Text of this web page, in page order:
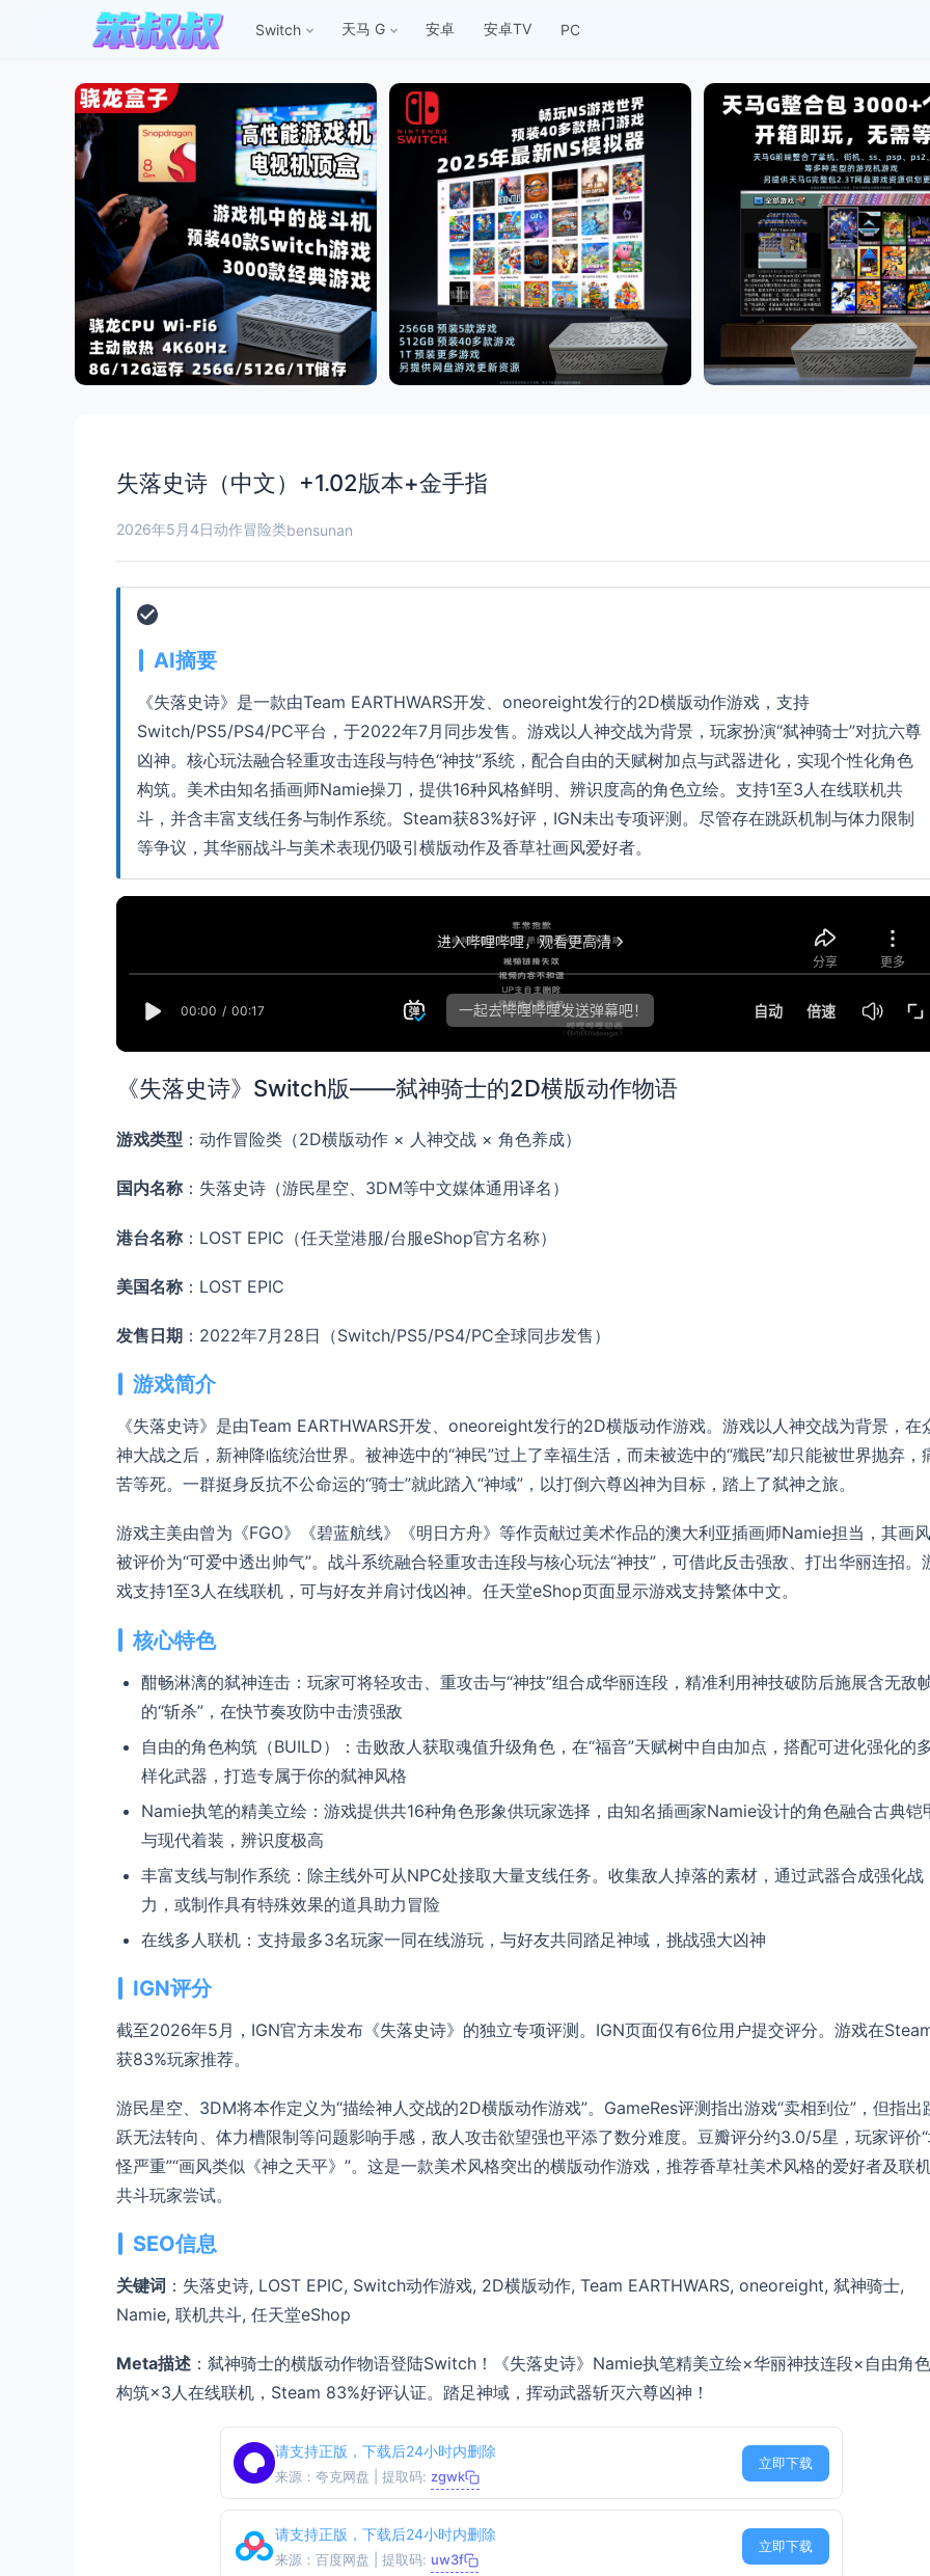
Switch 天马 G 安卓 安卓TV PC
失落史诗（中文）+1.02版本+金手指
2026年5月4日动作冒险类bensunan
AI摘要
《失落史诗》是一款由Team EARTHWARS开发、oneoreight发行的2D横版动作游戏，支持
Switch/PS5/PS4/PC平台，于2022年7月同步发售。游戏以人神交战为背景，玩家扮演“弑神骑士”对抗六尊
凶神。核心玩法融合轻重攻击连段与特色“神技”系统，配合自由的天赋树加点与武器进化，实现个性化角色
构筑。美术由知名插画师Namie操刀，提供16种风格鲜明、辨识度高的角色立绘。支持1至3人在线联机共
斗，并含丰富支线任务与制作系统。Steam获83%好评，IGN未出专项评测。尽管存在跳跃机制与体力限制
等争议，其华丽战斗与美术表现仍吸引横版动作及香草社画风爱好者。
《失落史诗》Switch版——弑神骑士的2D横版动作物语
游戏类型 ：动作冒险类（2D横版动作 × 人神交战 × 角色养成）
国内名称 ：失落史诗（游民星空、3DM等中文媒体通用译名）
港台名称 ：LOST EPIC（任天堂港服/台服eShop官方名称）
美国名称 ：LOST EPIC
发售日期 ：2022年7月28日（Switch/PS5/PS4/PC全球同步发售）
游戏简介
《失落史诗》是由Team EARTHWARS开发、oneoreight发行的2D横版动作游戏。游戏以人神交战为背景，在
神大战之后，新神降临统治世界。被神选中的“神民”过上了幸福生活，而未被选中的“殲民”却只能被世界抛弃，
苦等死。一群挺身反抗不公命运的“骑士”就此踏入“神域”，以打倒六尊凶神为目标，踏上了弑神之旅。
游戏主美由曾为《FGO》《碧蓝航线》《明日方舟》等作贡献过美术作品的澳大利亚插画师Namie担当，其画风
被评价为“可爱中透出帅气”。战斗系统融合轻重攻击连段与核心玩法“神技”，可借此反击强敌、打出华丽连招。
戏支持1至3人在线联机，可与好友并肩讨伐凶神。任天堂eShop页面显示游戏支持繁体中文。
核心特色
酣畅淋漓的弑神连击：玩家可将轻攻击、重攻击与“神技”组合成华丽连段，精准利用神技破防后施展含无敌
的“斩杀”，在快节奏攻防中击溃强敌
自由的角色构筑（BUILD）：击败敌人获取魂值升级角色，在“福音”天赋树中自由加点，搭配可进化强化的
样化武器，打造专属于你的弑神风格
Namie执笔的精美立绘：游戏提供共16种角色形象供玩家选择，由知名插画家Namie设计的角色融合古典铠
与现代着装，辨识度极高
丰富支线与制作系统：除主线外可从NPC处接取大量支线任务。收集敌人掉落的素材，通过武器合成强化战
力，或制作具有特殊效果的道具助力冒险
在线多人联机：支持最多3名玩家一同在线游玩，与好友共同踏足神域，挑战强大凶神
IGN评分
截至2026年5月，IGN官方未发布《失落史诗》的独立专项评测。IGN页面仅有6位用户提交评分。游戏在
获83%玩家推荐。
游民星空、3DM将本作定义为“描绘神人交战的2D横版动作游戏”。GameRes评测指出游戏“卖相到位”，但指出
跃无法转向、体力槽限制等问题影响手感，敌人攻击欲望强也平添了数分难度。豆瓣评分约3.0/5星，玩家评价
怪严重”“画风类似《神之天平》”。这是一款美术风格突出的横版动作游戏，推荐香草社美术风格的爱好者及联
共斗玩家尝试。
SEO信息
关键词 ：失落史诗, LOST EPIC, Switch动作游戏, 2D横版动作, Team EARTHWARS, oneoreight, 弑神骑士,
Namie, 联机共斗, 任天堂eShop
Meta描述 ：弑神骑士的横版动作物语登陆Switch！《失落史诗》Namie执笔精美立绘×华丽神技连段×自由角色
构筑×3人在线联机，Steam 83%好评认证。踏足神域，挥动武器斩灭六尊凶神！
请支持正版，下载后24小时内删除
来源：夸克网盘 | 提取码: zgwk
立即下载
请支持正版，下载后24小时内删除
来源：百度网盘 | 提取码: uw3f
立即下载